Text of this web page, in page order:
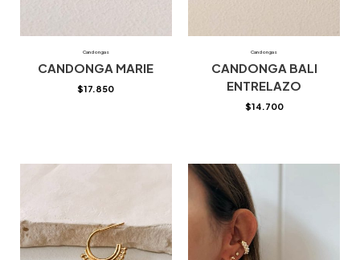
Candongas
CANDONGA MARIE
$17.850
Candongas
CANDONGA BALI
ENTRELAZO
$14.700